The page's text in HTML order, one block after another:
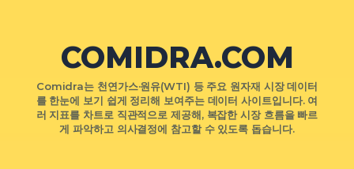
COMIDRA.COM
Comidra는 천연가스·원유(WTI) 등 주요 원자재 시장 데이터
를 한눈에 보기 쉽게 정리해 보여주는 데이터 사이트입니다. 여
러 지표를 차트로 직관적으로 제공해, 복잡한 시장 흐름을 빠르
게 파악하고 의사결정에 참고할 수 있도록 돕습니다.